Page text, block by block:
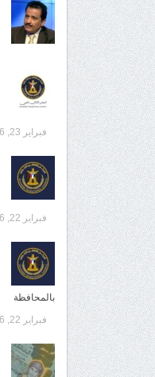
فبراير 23, 2026
فبراير 22, 2026
بالمحافظة
فبراير 22, 2026